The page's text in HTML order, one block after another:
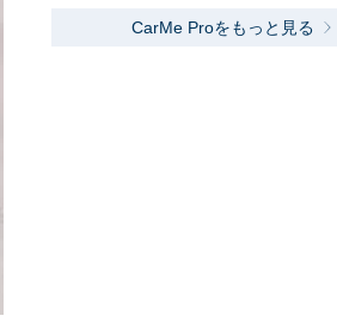
CarMe Proをもっと見る